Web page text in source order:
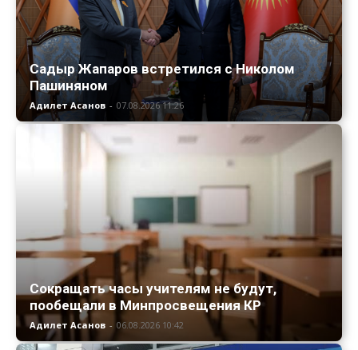
Садыр Жапаров встретился с Николом
Пашиняном
Адилет Асанов - 07.08.2026 11:26
Сокращать часы учителям не будут,
пообещали в Минпросвещения КР
Адилет Асанов - 06.08.2026 10:42